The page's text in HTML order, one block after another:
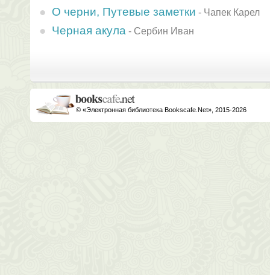
О черни, Путевые заметки - Чапек Карел
Черная акула - Сербин Иван
© «Электронная библиотека Bookscafe.Net», 2015-2026